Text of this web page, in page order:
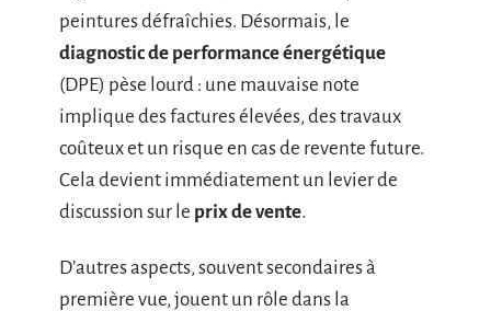
peintures défraîchies. Désormais, le
diagnostic de performance énergétique
(DPE) pèse lourd : une mauvaise note
implique des factures élevées, des travaux
coûteux et un risque en cas de revente future.
Cela devient immédiatement un levier de
discussion sur le prix de vente.
D’autres aspects, souvent secondaires à
première vue, jouent un rôle dans la